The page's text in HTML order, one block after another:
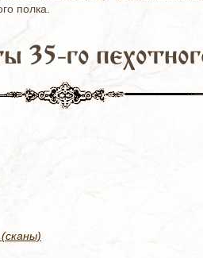
полка.
35-го